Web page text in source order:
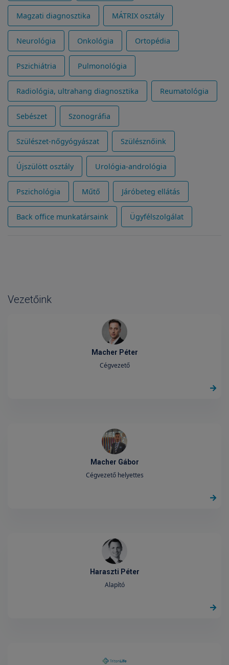
Magzati diagnosztika MÁTRIX osztály
Neurológia Onkológia Ortopédia
Pszichiátria Pulmonológia
Radiológia, ultrahang diagnosztika Reumatológia
Sebészet Szonográfia
Szülészet-nőgyógyászat Szülésznőink
Újszülött osztály Urológia-andrológia
Pszichológia Műtő Járóbeteg ellátás
Back office munkatársaink Ügyfélszolgálat
Vezetőink
Macher Péter
Cégvezető
Macher Gábor
Cégvezető helyettes
Haraszti Péter
Alapító